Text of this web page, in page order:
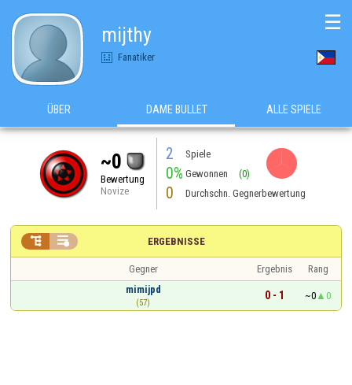
mijthy
Fanatiker
☰
ÜBER DAME BULLET ALLE SPIELE
~0
Bewertung
Novize
2 Spiele
0% Gewonnen (0)
0 Durchschn. Gegnerbewertung
ERGEBNISSE
 
Gegner Ergebnis
Rang
mimijpd
(57)
0 - 1 ~0 0